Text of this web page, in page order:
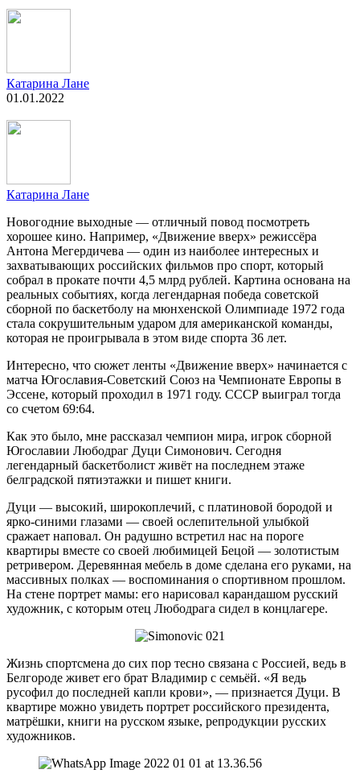
Катарина Лане
01.01.2022
Катарина Лане
Новогодние выходные — отличный повод посмотреть
хорошее кино. Например, «Движение вверх» режиссёра
Антона Мегердичева — один из наиболее интересных и
захватывающих российских фильмов про спорт, который
собрал в прокате почти 4,5 млрд рублей. Картина основана на
реальных событиях, когда легендарная победа советской
сборной по баскетболу на мюнхенской Олимпиаде 1972 года
стала сокрушительным ударом для американской команды,
которая не проигрывала в этом виде спорта 36 лет.
Интересно, что сюжет ленты «Движение вверх» начинается с
матча Югославия-Советский Союз на Чемпионате Европы в
Эссене, который проходил в 1971 году. СССР выиграл тогда
со счетом 69:64.
Как это было, мне рассказал чемпион мира, игрок сборной
Югославии Любодраг Дуци Симонович. Сегодня
легендарный баскетболист живёт на последнем этаже
белградской пятиэтажки и пишет книги.
Дуци — высокий, широкоплечий, с платиновой бородой и
ярко-синими глазами — своей ослепительной улыбкой
сражает наповал. Он радушно встретил нас на пороге
квартиры вместе со своей любимицей Бецой — золотистым
ретривером. Деревянная мебель в доме сделана его руками, на
массивных полках — воспоминания о спортивном прошлом.
На стене портрет мамы: его нарисовал карандашом русский
художник, с которым отец Любодрага сидел в концлагере.
Жизнь спортсмена до сих пор тесно связана с Россией, ведь в
Белгороде живет его брат Владимир с семьёй. «Я ведь
русофил до последней капли крови», — признается Дуци. В
квартире можно увидеть портрет российского президента,
матрёшки, книги на русском языке, репродукции русских
художников.